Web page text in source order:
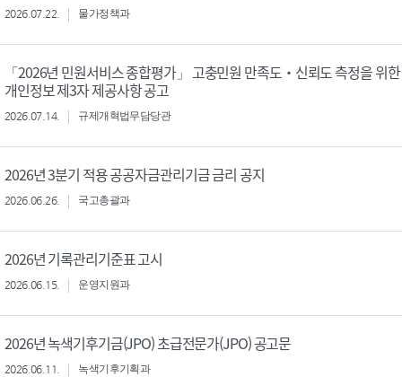
2026.07.22. 물가정책과
「2026년 민원서비스 종합평가」 고충민원 만족도‧신뢰도 측정을 위한
개인정보 제3자 제공사항 공고
2026.07.14. 규제개혁법무담당관
2026년 3분기 적용 공공자금관리기금 금리 공지
2026.06.26. 국고총괄과
2026년 기록관리기준표 고시
2026.06.15. 운영지원과
2026년 녹색기후기금(JPO) 초급전문가(JPO) 공고문
2026.06.11. 녹색기후기획과